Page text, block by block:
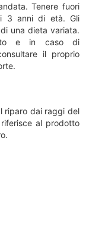
Tenere fuori
3 anni di età. Gli
una dieta variata.
e in caso di
il proprio
riparo dai raggi del
al prodotto